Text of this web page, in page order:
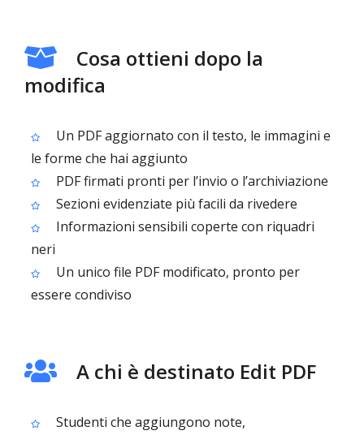
Cosa ottieni dopo la
modifica
Un PDF aggiornato con il testo, le immagini e
le forme che hai aggiunto
PDF firmati pronti per l’invio o l’archiviazione
Sezioni evidenziate più facili da rivedere
Informazioni sensibili coperte con riquadri
neri
Un unico file PDF modificato, pronto per
essere condiviso
A chi è destinato Edit PDF
Studenti che aggiungono note,